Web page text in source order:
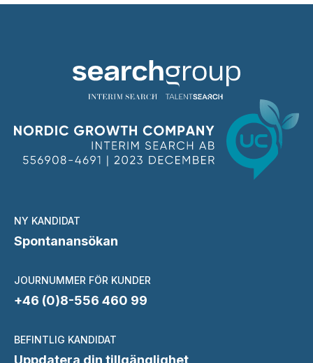
NY KANDIDAT
Spontanansökan
JOURNUMMER FÖR KUNDER
+46 (0)8-556 460 99
BEFINTLIG KANDIDAT
Uppdatera din tillgänglighet